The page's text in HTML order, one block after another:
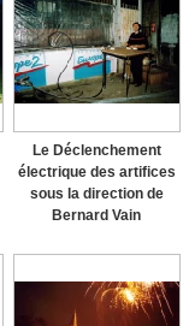
Le Déclenchement
électrique des artifices
sous la direction de
Bernard Vain